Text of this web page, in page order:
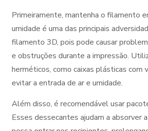
Primeiramente, mantenha o filamento
umidade é uma das principais
filamento 3D, pois pode causar
e obstruções durante a impressão.
herméticos, como caixas plásticas com
evitar a entrada de ar e umidade.
Além disso, é recomendável usar
Esses dessecantes ajudam a absorver